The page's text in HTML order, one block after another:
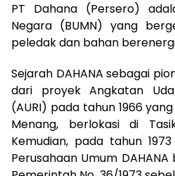
PT Dahana (Persero)
Negara (BUMN) yang
peledak dan bahan
Sejarah DAHANA sebagai
dari proyek Angkatan
(AURI) pada tahun 1966
Menang, berlokasi di
Kemudian, pada tahun
Perusahaan Umum